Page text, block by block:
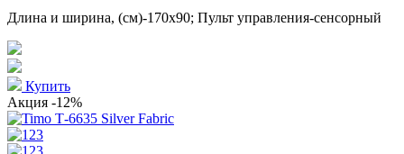
Длина и ширина, (см)-170x90; Пульт управления-сенсорный
Купить
Акция -12%